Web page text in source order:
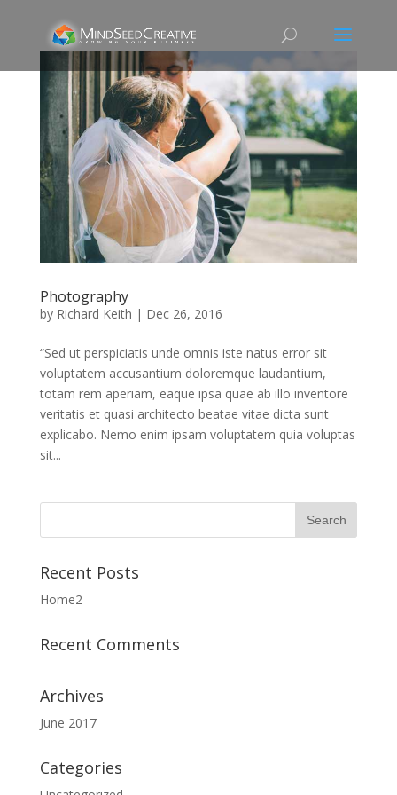
Photography
by Richard Keith | Dec 26, 2016
“Sed ut perspiciatis unde omnis iste natus error sit
voluptatem accusantium doloremque laudantium,
totam rem aperiam, eaque ipsa quae ab illo inventore
veritatis et quasi architecto beatae vitae dicta sunt
explicabo. Nemo enim ipsam voluptatem quia voluptas
sit...
Recent Posts
Home2
Recent Comments
Archives
June 2017
Categories